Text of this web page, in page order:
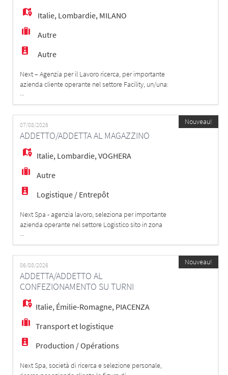
Italie, Lombardie, MILANO
Autre
Autre
Next – Agenzia per il Lavoro ricerca, per importante
azienda cliente operante nel settore Facility, un/una:
Manutentore/a elettromeccanico/a ed HVAC La risorsa,
verrà inserita in presidio presso azienda cliente.
Mansioni - Eseguire attività di manutenzione ordinaria e
di primo intervento sugli impianti meccanici ed elettrici.
- Garantire il
...
07/08/2026
ADDETTO/ADDETTA AL MAGAZZINO
Italie, Lombardie,VOGHERA
Autre
Logistique / Entrepôt
Next Spa - agenzia lavoro, seleziona per importante
azienda operante nel settore Logistico sito in zona
Voghera la figura di: ADDETTO/ADDETTA AL MAGAZZINO
La risorsa verrà inserita all'interno del reparto
ricevimento merci e si occuperà di: - Ricezione e
controllo della merce in entrata; - Verifica della
conformità dei colli e della documen
...
Nouveau!
06/08/2026
ADDETTA/ADDETTO AL
CONFEZIONAMENTO SU TURNI
Italie, Émilie-Romagne, PIACENZA
Transport et logistique
Production / Opérations
Next Spa, società di ricerca e selezione personale,
Nouveau!